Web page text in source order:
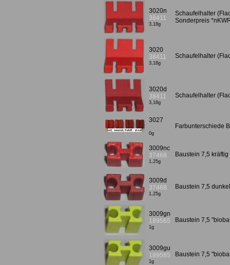
3020n
38411
3,18g
Schaufelhalter
Sonderpreis
3020
38411
3,18g
Schaufelhalter
3020d
38411
3,18g
Schaufelhalter
3027
0g
Farbunterschiede
3009nc
37468
1,25g
Baustein 7,5
3009d
37468
1,25g
Baustein 7,5
3009gn
189565
1g
Baustein 7,5
3009gu
189565
1g
Baustein 7,5